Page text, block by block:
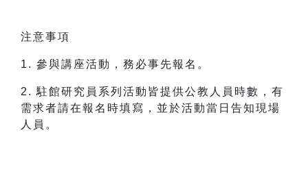
注意事項
1. 參與講座活動，務必事先報名。
2. 駐館研究員系列活動皆提供公教人員時數，有
需求者請在報名時填寫，並於活動當日告知現場
人員。